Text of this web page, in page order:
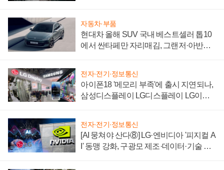
자동차·부품
현대차 올해 SUV 국내 베스트셀러 톱10
에서 싼타페만 자리매김, 그랜저·아반떼
전자·전기·정보통신
아이폰18 '메모리 부족'에 출시 지연되나,
삼성디스플레이 LG디스플레이 LG이노
전자·전기·정보통신
[AI 뭉쳐야 산다⑧] LG·엔비디아 '피지컬 A
I' 동맹 강화, 구광모 제조·데이터·기술 결